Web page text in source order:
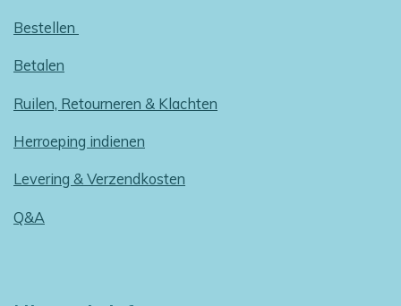
Bestellen
Betalen
Ruilen, Retourneren & Klachten
Herroeping indienen
Levering & Verzendkosten
Q&A